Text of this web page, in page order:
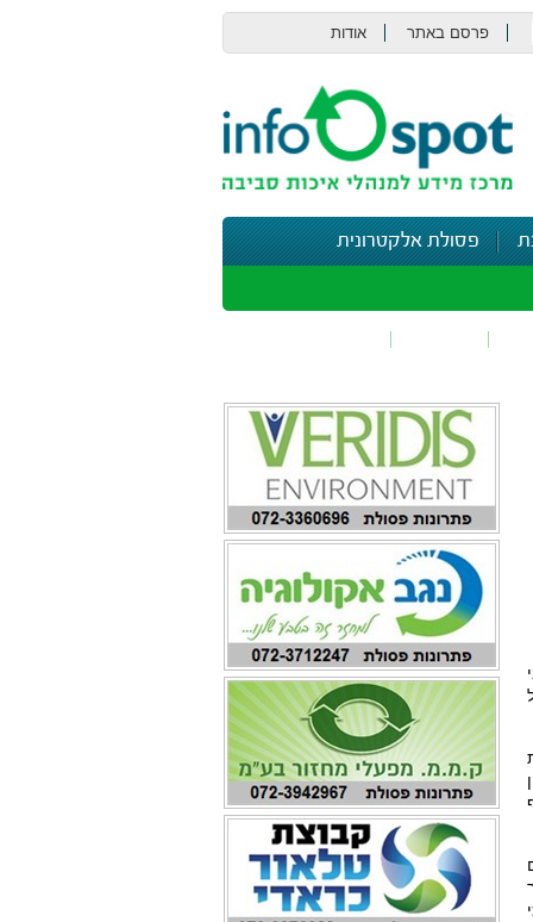
פרסם באתר אודות
פסולת אלקטרונית